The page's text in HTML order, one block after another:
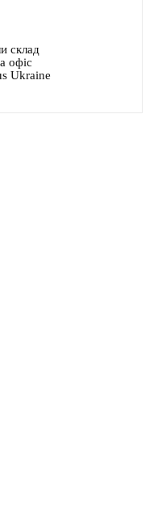
склад
офіс
Ukraine